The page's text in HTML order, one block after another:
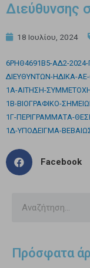
Διεύθυνσης
18 Ιουλίου, 2024
6ΡΗΘ4691Β5-ΑΔ2-
ΔΙΕΥΘΥΝΤΩΝ-ΗΔΙΚΑ-ΑΕ-
1Α-ΑΙΤΗΣΗ-
1Β-ΒΙΟΓΡΑΦΙΚΟ-
1Γ-ΠΕΡΙΓΡΑΜΜΑΤΑ-
1Δ-ΥΠΟΔΕΙΓΜΑ-
Facebook
Πρόσφατα